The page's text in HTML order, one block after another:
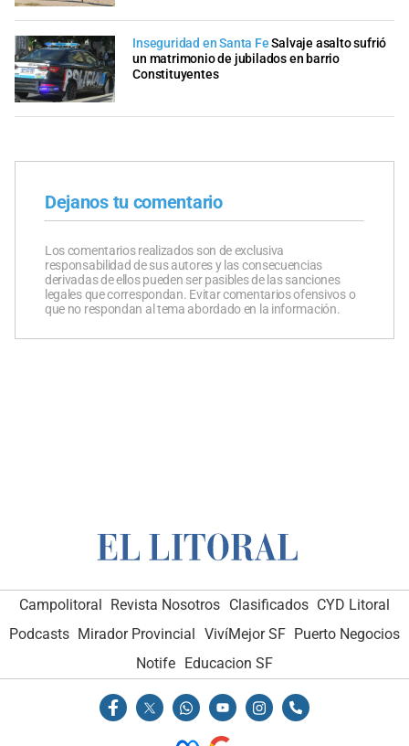
Inseguridad en Santa Fe Salvaje asalto sufrió
un matrimonio de jubilados en barrio
Constituyentes
Dejanos tu comentario
Los comentarios realizados son de exclusiva
responsabilidad de sus autores y las consecuencias
derivadas de ellos pueden ser pasibles de las sanciones
legales que correspondan. Evitar comentarios ofensivos o
que no respondan al tema abordado en la información.
Campolitoral Revista Nosotros Clasificados CYD Litoral
Podcasts Mirador Provincial VivíMejor SF Puerto Negocios
Notife Educacion SF